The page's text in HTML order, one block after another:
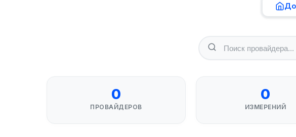
0
ПРОВАЙДЕРОВ
0
ИЗМЕРЕНИЙ